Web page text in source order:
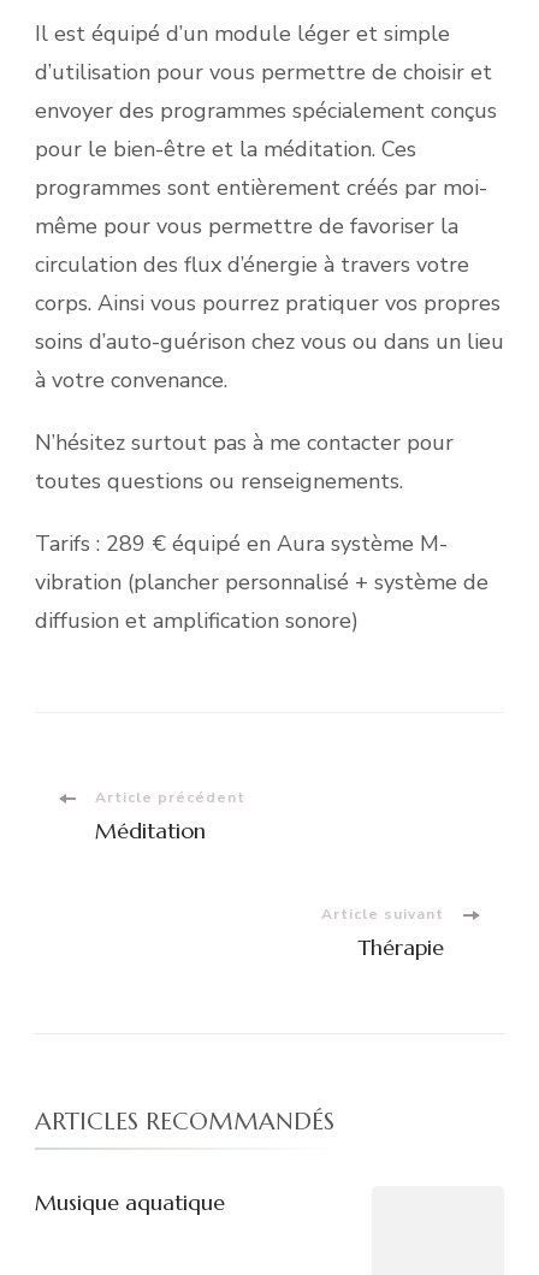
Il est équipé d’un module léger et simple
d’utilisation pour vous permettre de choisir et
envoyer des programmes spécialement conçus
pour le bien-être et la méditation. Ces
programmes sont entièrement créés par moi-
même pour vous permettre de favoriser la
circulation des flux d’énergie à travers votre
corps. Ainsi vous pourrez pratiquer vos propres
soins d’auto-guérison chez vous ou dans un lieu
à votre convenance.
N’hésitez surtout pas à me contacter pour
toutes questions ou renseignements.
Tarifs : 289 € équipé en Aura système M-
vibration (plancher personnalisé + système de
diffusion et amplification sonore)
Navigation
Article précédent
Méditation
Article suivant
Thérapie
ARTICLES RECOMMANDÉS
Musique aquatique